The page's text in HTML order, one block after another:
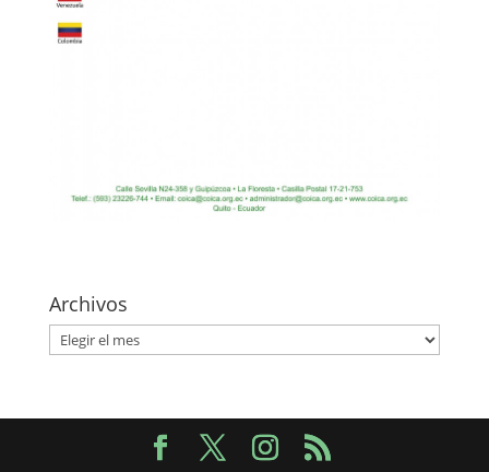
Archivos
Archivos